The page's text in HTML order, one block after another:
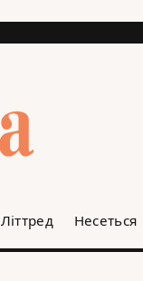
Літтред Несеться